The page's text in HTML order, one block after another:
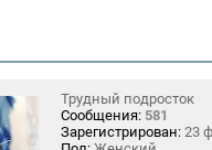
Трудный подросток
Сообщения: 581
Зарегистрирован: 23